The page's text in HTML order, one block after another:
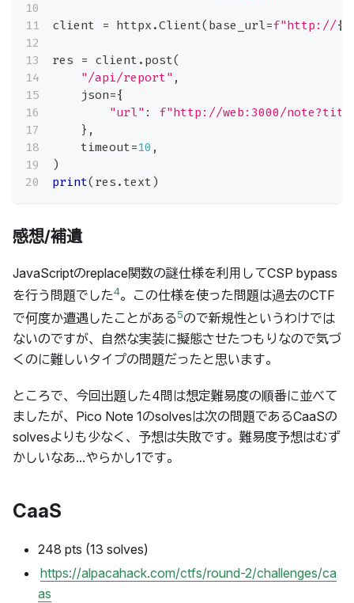
client = httpx .Client( base_url=f"http://{
res = client . post(
"/api/report" ,
    json
={
"url" :
f"http://web:3000/
} ,
    timeout
=10 ,
)
print( res . text )
感想/補遺
JavaScriptのreplace関数の謎仕様を利用してCSP bypass
を行う問題でした4。この仕様を使った問題は過去のCTF
で何度か遭遇したことがある5ので新規性というわけでは
ないのですが、自然な実装に擬態させたつもりなので気づ
くのに難しいタイプの問題だったと思います。
ところで、今回出題した4問は想定難易度の順番に並べて
ましたが、Pico Note 1のsolvesは次の問題であるCaaSの
solvesよりも少なく、予想は失敗です。難易度予想はむず
かしいなあ...やらかし1です。
CaaS
248 pts (13 solves)
https://alpacahack.com/ctfs/round-2/challenges/ca
as